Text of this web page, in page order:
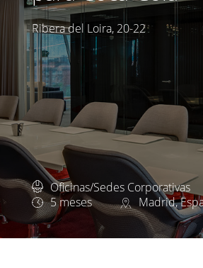
Ribera del Loira, 20-22
Oficinas/Sedes Corporativas
5 meses
Madrid,